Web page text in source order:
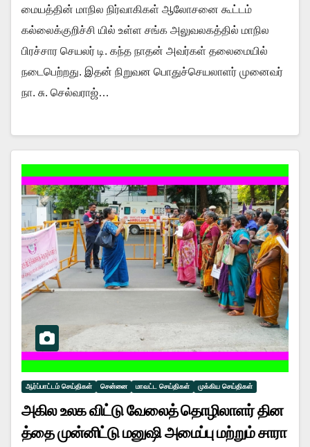
மையத்தின் மாநில நிர்வாகிகள் ஆலோசனை கூட்டம்
கல்லைக்குறிச்சி யில் உள்ள சங்க அலுவலகத்தில் மாநில
பிரச்சார செயலர் டி. கந்த நாதன் அவர்கள் தலைமையில்
நடைபெற்றது. இதன் நிறுவன பொதுச்செயலாளர் முனைவர்
நா. சு. செல்வராஜ்…
ஆர்ப்பாட்டம் செய்திகள் சென்னை மாவட்ட செய்திகள் முக்கிய செய்திகள்
அகில உலக விட்டு வேலைத் தொழிலாளர் தின
த்தை முன்னிட்டு மனுஷி அமைப்பு மற்றும் சாரா